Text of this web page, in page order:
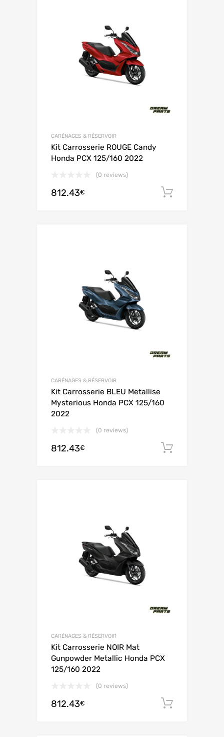
CARÉNAGES & RÉSERVOIR
Kit Carrosserie ROUGE Candy
Honda PCX 125/160 2022
(0 reviews)
812.43€
CARÉNAGES & RÉSERVOIR
Kit Carrosserie BLEU Metallise
Mysterious Honda PCX 125/160
2022
(0 reviews)
812.43€
CARÉNAGES & RÉSERVOIR
Kit Carrosserie NOIR Mat
Gunpowder Metallic Honda PCX
125/160 2022
(0 reviews)
812.43€